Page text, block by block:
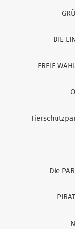
DIE
FREIE
Die